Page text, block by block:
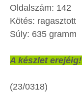
Oldalszám: 142
Kötés: ragasztott
Súly: 635 gramm
A készlet erejéig!
(23/0318)